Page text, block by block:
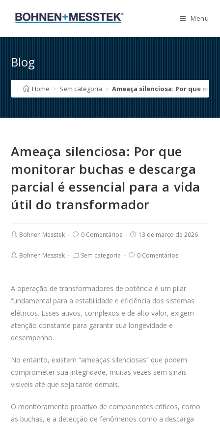
Menu
Blog
Home > Sem categoria > Ameaça silenciosa: Por que
Ameaça silenciosa: Por que
monitorar buchas e descarga
parcial é essencial para a vida
útil do transformador
PostBohnen Messtek
Post0 Comentários
Post13 de março de 2026
PostBohnen Messtek
PostSem categoria
Post0 Comentários
A operação de transformadores de potência é um pilar
fundamental para a estabilidade e eficiência dos sistemas
elétricos. Esses ativos, complexos e de alto valor, exigem
atenção constante para garantir sua longevidade e
desempenho.
No entanto, existem “ameaças silenciosas” que podem
comprometer sua integridade, muitas vezes sem sinais
visíveis até que seja tarde demais.
O monitoramento proativo de componentes críticos, como
as buchas, e a detecção de fenômenos como a descarga